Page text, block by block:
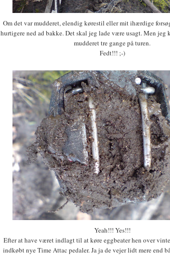
Om det var mudderet, elendig kørestil eller mit ihærdige
hurtigere ned ad bakke. Det skal jeg lade være usagt. Men jeg
mudderet tre gange på turen.
Fedt!!! ;-)
Yeah!!! Yes!!!
Efter at have været indlagt til at køre eggbeater hen over
indkøbt nye Time Attac pedaler. Ja ja de vejer lidt mere end